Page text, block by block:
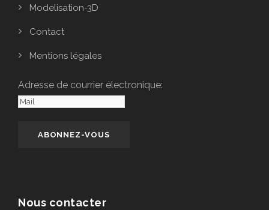
Modelisation-3D
Contact
Mentions légales
Adresse de courrier électronique:
Nous contacter